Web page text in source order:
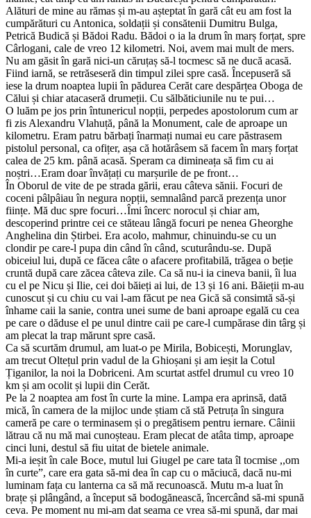
Alături de mine au rămas și m-au așteptat în gară cât eu am fost la
cumpărături cu Antonica, soldații și consătenii Dumitru Bulga,
Petrică Budică și Bădoi Radu. Bădoi o ia la drum în marș forțat, spre
Cârlogani, cale de vreo 12 kilometri. Noi, avem mai mult de mers.
Nu am găsit în gară nici-un căruțaș să-l tocmesc să ne ducă acasă.
Fiind iarnă, se retrăseseră din timpul zilei spre casă. Începuseră să
iese la drum noaptea lupii în pădurea Cerăt care despărțea Oboga de
Călui și chiar atacaseră drumeții. Cu sălbăticiunile nu te pui…
O luăm pe jos prin întunericul nopții, perpedes apostolorum cum ar
fi zis Alexandru Vlahuță, până la Monument, cale de aproape un
kilometru. Eram patru bărbați înarmați numai eu care păstrasem
pistolul personal, ca ofițer, așa că hotărâsem să facem în marș forțat
calea de 25 km. până acasă. Speram ca dimineața să fim cu ai
noștri…Eram doar învățați cu marșurile de pe front…
În Oborul de vite de pe strada gării, erau câteva sănii. Focuri de
coceni pâlpâiau în negura nopții, semnalând parcă prezența unor
ființe. Mă duc spre focuri…Îmi încerc norocul și chiar am,
descoperind printre cei ce stăteau lângă focuri pe nenea Gheorghe
Anghelina din Știrbei. Era acolo, mahmur, chinuindu-se cu un
clondir pe care-l pupa din când în când, scuturându-se. După
obiceiul lui, după ce făcea câte o afacere profitabilă, trăgea o beție
cruntă după care zăcea câteva zile. Ca să nu-i ia cineva banii, îi lua
cu el pe Nicu și Ilie, cei doi băieți ai lui, de 13 și 16 ani. Băieții m-au
cunoscut și cu chiu cu vai l-am făcut pe nea Gică să consimtă să-și
înhame caii la sanie, contra unei sume de bani aproape egală cu cea
pe care o dăduse el pe unul dintre caii pe care-l cumpărase din târg și
am plecat la trap mărunt spre casă.
Ca să scurtăm drumul, am luat-o pe Mirila, Bobicești, Morunglav,
am trecut Oltețul prin vadul de la Ghioșani și am ieșit la Cotul
Țiganilor, la noi la Dobriceni. Am scurtat astfel drumul cu vreo 10
km și am ocolit și lupii din Cerăt.
Pe la 2 noaptea am fost în curte la mine. Lampa era aprinsă, dată
mică, în camera de la mijloc unde știam că stă Petruța în singura
cameră pe care o terminasem și o pregătisem pentru iernare. Câinii
lătrau că nu mă mai cunoșteau. Eram plecat de atâta timp, aproape
cinci luni, destul să fiu uitat de bietele animale.
Mi-a ieșit în cale Boce, mutul lui Giugel pe care tata îl tocmise ,,om
în curte”, care era gata să-mi dea în cap cu o măciucă, dacă nu-mi
luminam fața cu lanterna ca să mă recunoască. Mutu m-a luat în
brațe și plângând, a început să bodogănească, încercând să-mi spună
ceva. Pe moment nu mi-am dat seama ce vrea să-mi spună, dar mai